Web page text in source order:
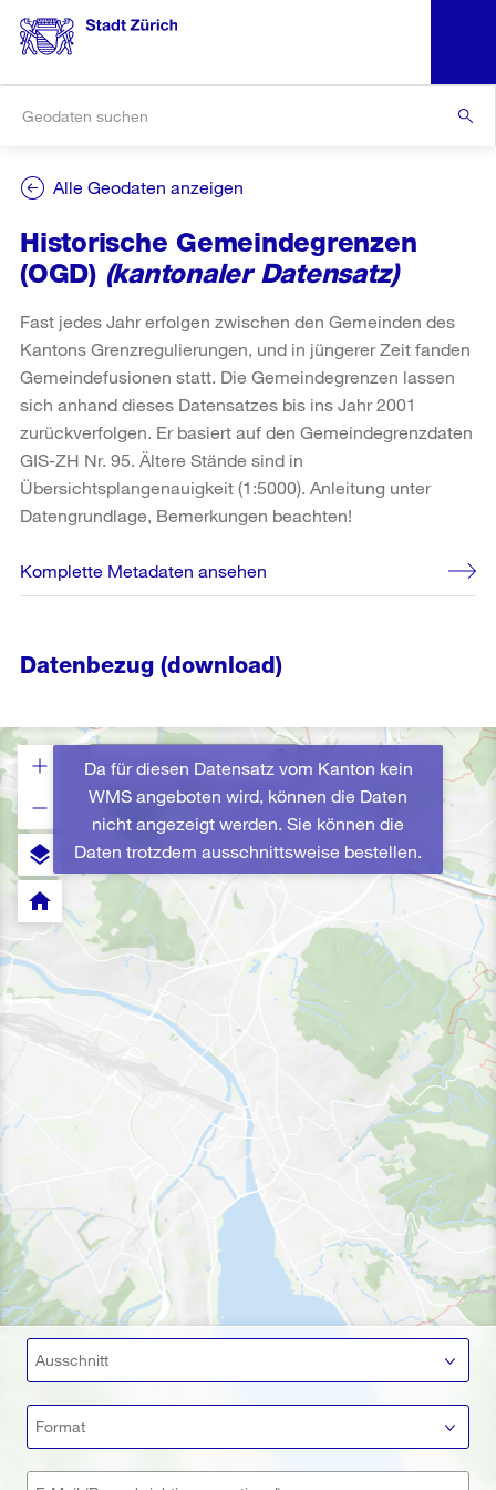
Alle Geodaten anzeigen
Historische Gemeindegrenzen
(OGD) (kantonaler Datensatz)
Fast jedes Jahr erfolgen zwischen den Gemeinden des
Kantons Grenzregulierungen, und in jüngerer Zeit fanden
Gemeindefusionen statt. Die Gemeindegrenzen lassen
sich anhand dieses Datensatzes bis ins Jahr 2001
zurückverfolgen. Er basiert auf den Gemeindegrenzdaten
GIS-ZH Nr. 95. Ältere Stände sind in
Übersichtsplangenauigkeit (1:5000). Anleitung unter
Datengrundlage, Bemerkungen beachten!
Komplette Metadaten ansehen
Datenbezug (download)
Da für diesen Datensatz vom Kanton kein
WMS angeboten wird, können die Daten
nicht angezeigt werden. Sie können die
Daten trotzdem ausschnittsweise bestellen.
layers
home
Ausschnitt
Format